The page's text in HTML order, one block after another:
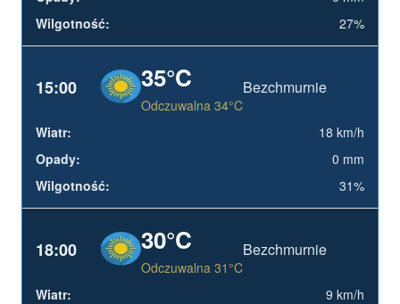
27%
15:00 35°C
Odczuwalna 34°C
Bezchmurnie
18 km/h
0 mm
31%
18:00 30°C
Odczuwalna 31°C
Bezchmurnie
9 km/h